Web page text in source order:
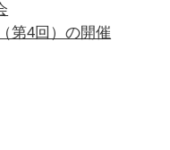
第4回）の開催